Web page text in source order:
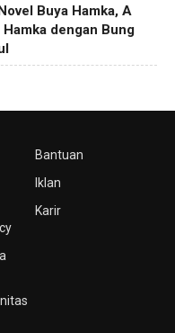
Buya Hamka, A
dengan Bung
Bantuan
Iklan
Karir